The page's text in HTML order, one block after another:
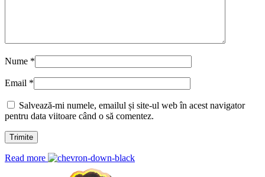
Nume *
Email *
Salvează-mi numele, emailul și site-ul web în acest navigator
pentru data viitoare când o să comentez.
Read more